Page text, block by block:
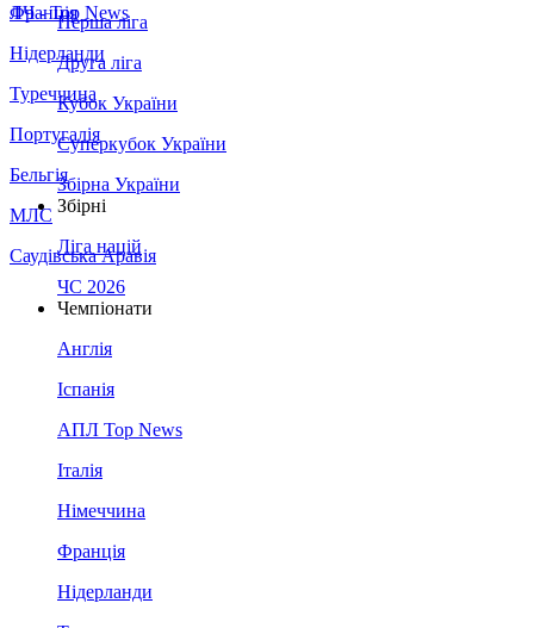
Франція
Нідерланди
Туреччина
Португалія
Бельгія
МЛС
Саудівська Аравія
ЛЧ - Top News
Перша ліга
Друга ліга
Кубок України
Суперкубок України
Збірна України
Збірні
Ліга націй
ЧС 2026
Чемпіонати
Англія
Іспанія
АПЛ Top News
Італія
Німеччина
Франція
Нідерланди